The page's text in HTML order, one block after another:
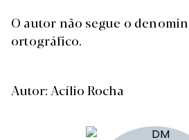
O autor não segue o
ortográfico.
Autor: Acílio Rocha